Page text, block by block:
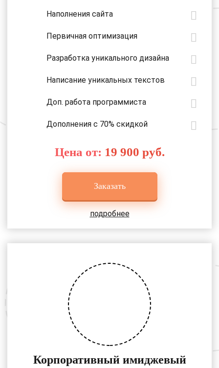
Наполнения сайта
Первичная оптимизация
Разработка уникального дизайна
Написание уникальных текстов
Доп. работа программиста
Дополнения с 70% скидкой
Цена от: 19 900 руб.
Заказать
подробнее
Корпоративный имиджевый